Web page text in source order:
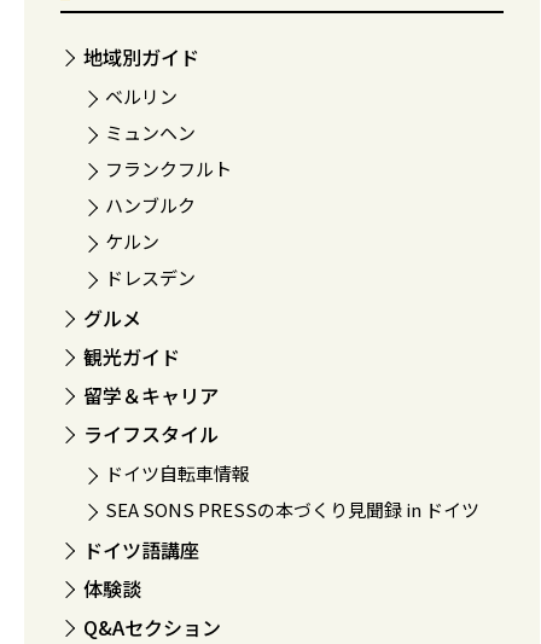
地域別ガイド
ベルリン
ミュンヘン
フランクフルト
ハンブルク
ケルン
ドレスデン
グルメ
観光ガイド
留学＆キャリア
ライフスタイル
ドイツ自転車情報
SEA SONS PRESSの本づくり見聞録 in ドイツ
ドイツ語講座
体験談
Q&Aセクション